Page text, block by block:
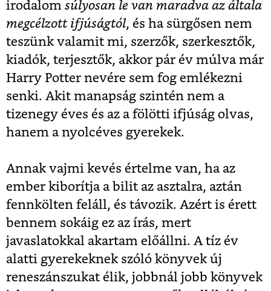
irodalom súlyosan le van maradva az általa
megcélzott ifjúságtól, és ha sürgősen nem
teszünk valamit mi, szerzők, szerkesztők,
kiadók, terjesztők, akkor pár év múlva már
Harry Potter nevére sem fog emlékezni
senki. Akit manapság szintén nem a
tizenegy éves és az a fölötti ifjúság olvas,
hanem a nyolcéves gyerekek.
Annak vajmi kevés értelme van, ha az
ember kiborítja a bilit az asztalra, aztán
fennkölten feláll, és távozik. Azért is érett
bennem sokáig ez az írás, mert
javaslatokkal akartam előállni. A tíz év
alatti gyerekeknek szóló könyvek új
reneszánszukat élik, jobbnál jobb könyvek